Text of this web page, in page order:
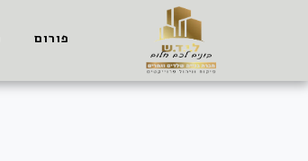
פורום